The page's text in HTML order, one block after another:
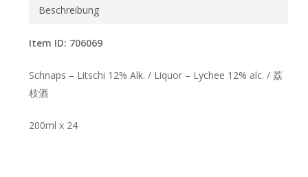
Beschreibung
Item ID: 706069
Schnaps – Litschi 12% Alk. / Liquor – Lychee 12% alc. / 荔
枝酒
200ml x 24